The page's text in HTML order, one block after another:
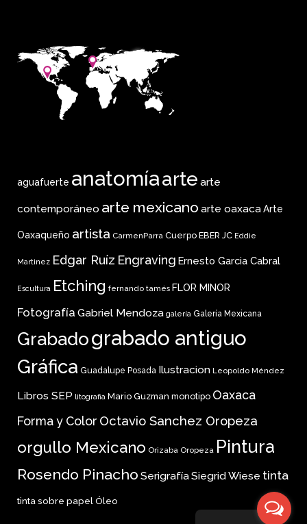
aguafuerte anatomíaarte arte
contemporáneo arte mexicano arte oaxacaArte
Oaxaqueño artista CarmenParra Cuerpo EBER JC Eddie
Martinez Edgar Ruíz Engraving Ernesto Garcia Cabral
Escultura Etching fernando tamés FLOR MINOR
Fotografía Gabriel Mendoza galería Galería Mexicana
Grabadograbado antiguo
Gráfica Guadalupe Posada Ilustracion Leopoldo Méndez
Libros SEP litografia Mario Guzman monotipo Oaxaca
Forma y Color Octavio Sanchez Oropeza
orgullo Mexicano Orizaba Oropeza Pintura
Rosendo Pinacho SerigrafíaSiegrid Wiese tinta
tinta sobre papel Óleo